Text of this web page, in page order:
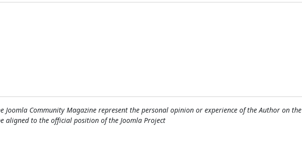
Joomla Community Magazine represent the personal opinion or experience of the Author on the
aligned to the official position of the Joomla Project